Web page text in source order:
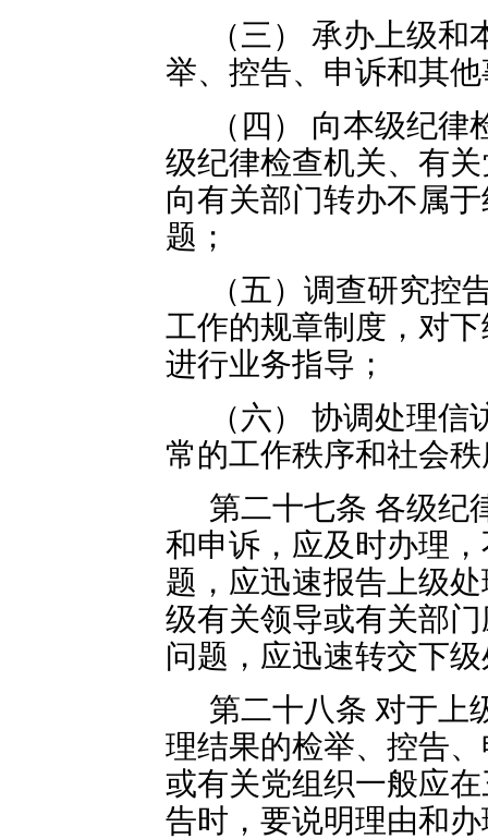
（三） 承办上级
举、控告、申诉和其
（四） 向本级纪
级纪律检查机关、有
向有关部门转办不属
题；
（五）调查研究控
工作的规章制度，对
进行业务指导；
（六） 协调处理
常的工作秩序和社会
第二十七条 各级纪
和申诉，应及时办理
题，应迅速报告上级
级有关领导或有关部
问题，应迅速转交下
第二十八条 对于上
理结果的检举、控告
或有关党组织一般应
告时，要说明理由和